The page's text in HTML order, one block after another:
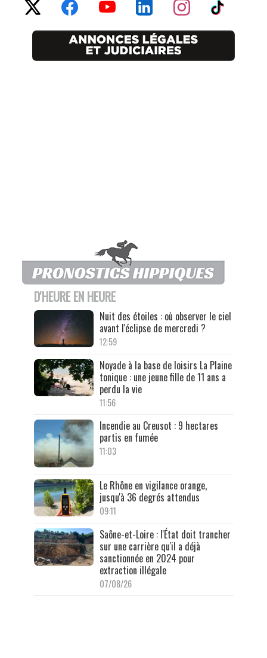
D'HEURE EN HEURE
Nuit des étoiles : où observer le ciel
avant l'éclipse de mercredi ?
12:59
Noyade à la base de loisirs La Plaine
tonique : une jeune fille de 11 ans a
perdu la vie
11:56
Incendie au Creusot : 9 hectares
partis en fumée
11:03
Le Rhône en vigilance orange,
jusqu'à 36 degrés attendus
09:11
Saône-et-Loire : l'État doit trancher
sur une carrière qu'il a déjà
sanctionnée en 2024 pour
extraction illégale
07/08/26